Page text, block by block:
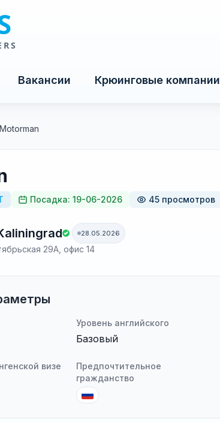
Вакансии Крюинговые компании
Motorman
Посадка: 19-06-2026 45 просмотров
28.05.2026
29А, офис 14
Уровень английского
Базовый
визе
Предпочтительное
гражданство